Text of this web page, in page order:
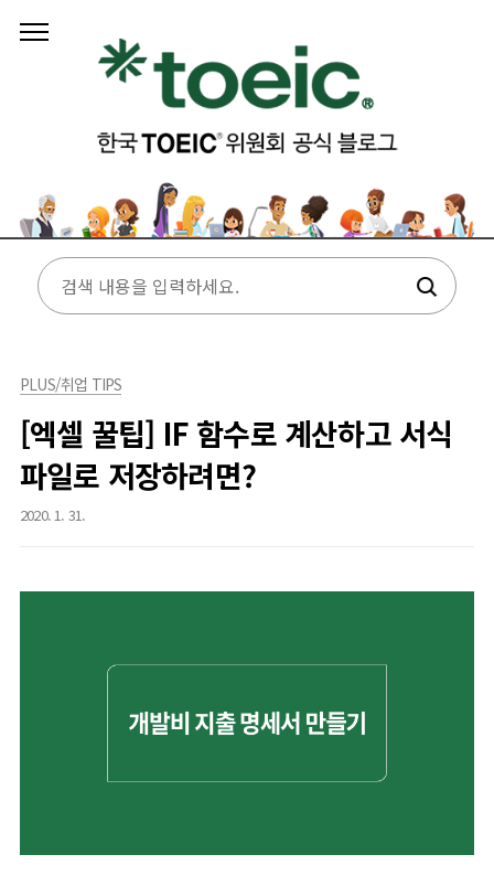
PLUS/취업 TIPS
[엑셀 꿀팁] IF 함수로 계산하고 서식
파일로 저장하려면?
2020. 1. 31.